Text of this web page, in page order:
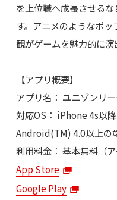
を上位職へ成長させる
す。アニメのようなポ
観がゲームを魅力的に演
【アプリ概要】
アプリ名： ユニゾンリ
対応OS： iPhone 4s以
Android(TM) 4.0以上の
利用料金： 基本無料（ア
App Store
Google Play